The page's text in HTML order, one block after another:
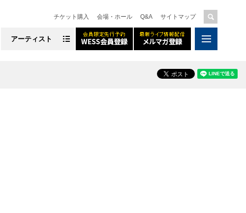
チケット購入
会場・ホール Q&A サイトマップ
アーティスト